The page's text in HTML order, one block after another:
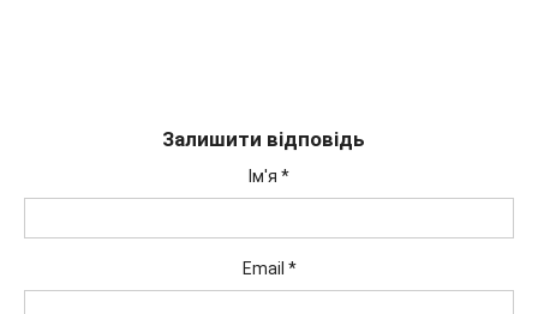
Залишити відповідь
Ім'я *
Email *